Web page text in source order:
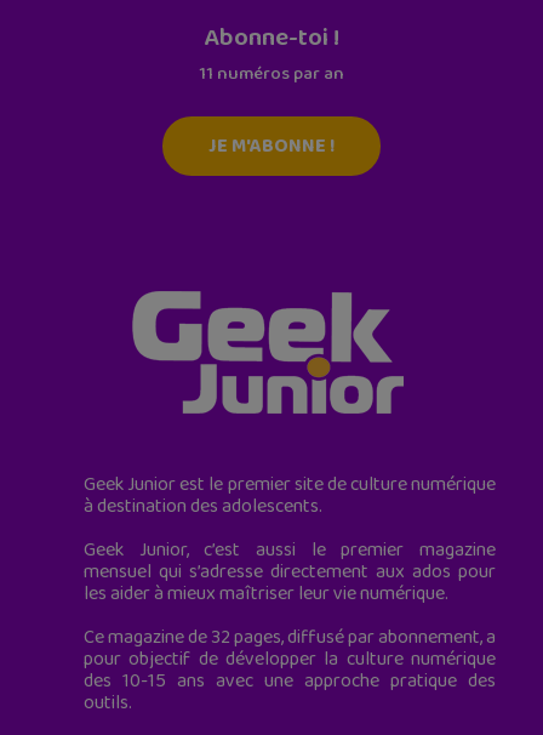
Abonne-toi !
11 numéros par an
JE M'ABONNE !
Geek Junior est le premier site de culture numérique
à destination des adolescents.
Geek Junior, c’est aussi le premier magazine
mensuel qui s’adresse directement aux ados pour
les aider à mieux maîtriser leur vie numérique.
Ce magazine de 32 pages, diffusé par abonnement, a
pour objectif de développer la culture numérique
des 10-15 ans avec une approche pratique des
outils.